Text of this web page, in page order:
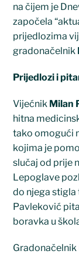
na čijem je
započela
prijedlozima
gradonačelnik
Prijedlozi i
Vijećnik Milan
hitna
tako omogući
kojima je
slučaj od prije
Lepoglave
do njega stigla
Pavleković
boravka u